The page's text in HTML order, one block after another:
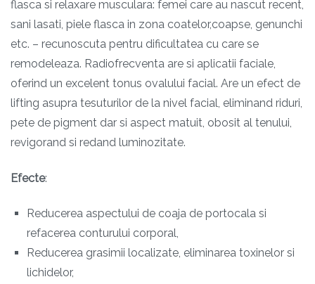
flasca si relaxare musculara: femei care au nascut recent,
sani lasati, piele flasca in zona coatelor,coapse, genunchi
etc. – recunoscuta pentru dificultatea cu care se
remodeleaza. Radiofrecventa are si aplicatii faciale,
oferind un excelent tonus ovalului facial. Are un efect de
lifting asupra tesuturilor de la nivel facial, eliminand riduri,
pete de pigment dar si aspect matuit, obosit al tenului,
revigorand si redand luminozitate.
Efecte:
Reducerea aspectului de coaja de portocala si
refacerea conturului corporal,
Reducerea grasimii localizate, eliminarea toxinelor si
lichidelor,